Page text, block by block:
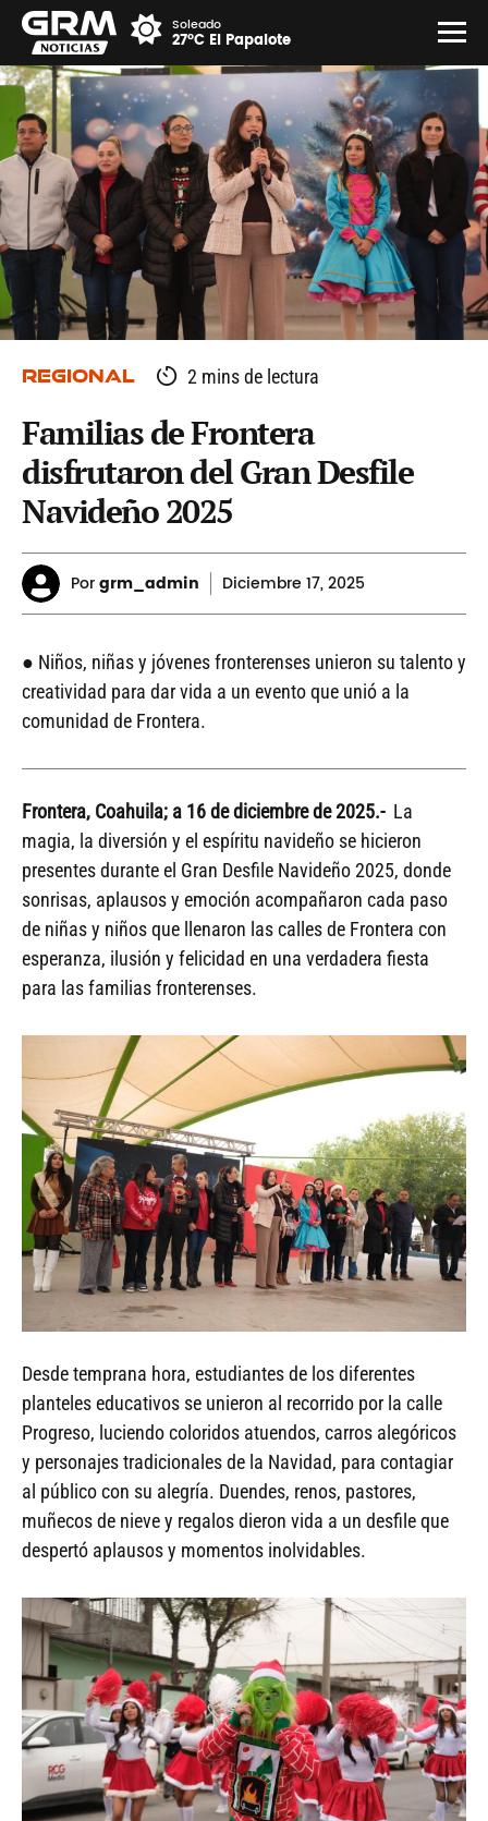
Soleado
27°C El Papalote
REGIONAL 2 mins de lectura
Familias de Frontera
disfrutaron del Gran Desfile
Navideño 2025
Porgrm_admin Diciembre 17, 2025
● Niños, niñas y jóvenes fronterenses unieron su talento y
creatividad para dar vida a un evento que unió a la
comunidad de Frontera.
Frontera, Coahuila; a 16 de diciembre de 2025.-La
magia, la diversión y el espíritu navideño se hicieron
presentes durante el Gran Desfile Navideño 2025, donde
sonrisas, aplausos y emoción acompañaron cada paso
de niñas y niños que llenaron las calles de Frontera con
esperanza, ilusión y felicidad en una verdadera fiesta
para las familias fronterenses.
Desde temprana hora, estudiantes de los diferentes
planteles educativos se unieron al recorrido por la calle
Progreso, luciendo coloridos atuendos, carros alegóricos
y personajes tradicionales de la Navidad, para contagiar
al público con su alegría. Duendes, renos, pastores,
muñecos de nieve y regalos dieron vida a un desfile que
despertó aplausos y momentos inolvidables.